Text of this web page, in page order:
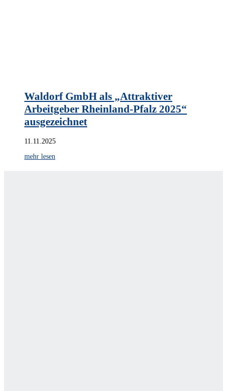
Waldorf GmbH als „Attraktiver
Arbeitgeber Rheinland-Pfalz 2025“
ausgezeichnet
11.11.2025
mehr lesen